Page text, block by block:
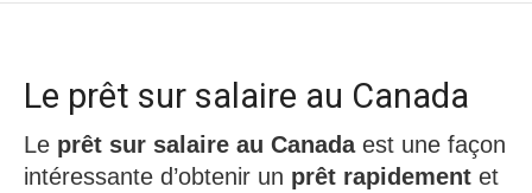
Le prêt sur salaire au Canada
Le prêt sur salaire au Canadaest une façon
intéressante d’obtenir un prêt rapidement et